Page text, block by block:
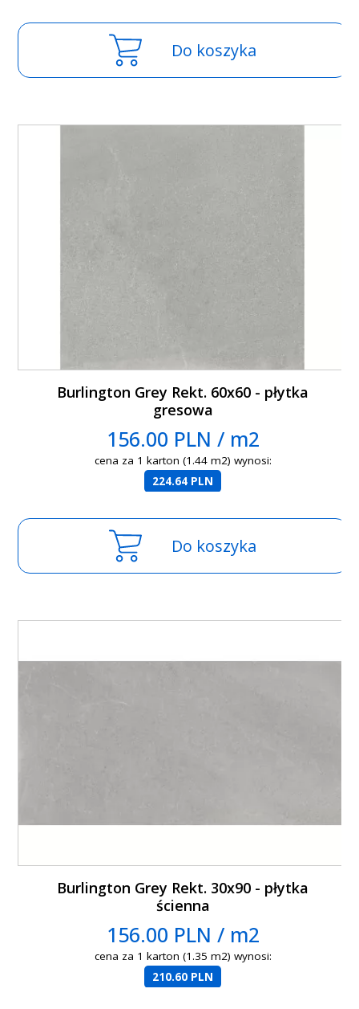
Do koszyka
Burlington Grey Rekt. 60x60 - płytka
gresowa
156.00 PLN / m2
cena za 1 karton (1.44 m2) wynosi:
224.64 PLN
Do koszyka
Burlington Grey Rekt. 30x90 - płytka
ścienna
156.00 PLN / m2
cena za 1 karton (1.35 m2) wynosi:
210.60 PLN